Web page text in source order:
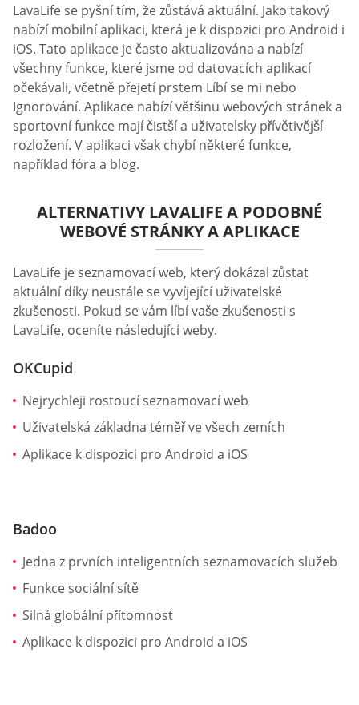
LavaLife se pyšní tím, že zůstává aktuální. Jako takový
nabízí mobilní aplikaci, která je k dispozici pro Android i
iOS. Tato aplikace je často aktualizována a nabízí
všechny funkce, které jsme od datovacích aplikací
očekávali, včetně přejetí prstem Líbí se mi nebo
Ignorování. Aplikace nabízí většinu webových stránek a
sportovní funkce mají čistší a uživatelsky přívětivější
rozložení. V aplikaci však chybí některé funkce,
například fóra a blog.
ALTERNATIVY LAVALIFE A PODOBNÉ
WEBOVÉ STRÁNKY A APLIKACE
LavaLife je seznamovací web, který dokázal zůstat
aktuální díky neustále se vyvíjející uživatelské
zkušenosti. Pokud se vám líbí vaše zkušenosti s
LavaLife, oceníte následující weby.
OKCupid
Nejrychleji rostoucí seznamovací web
Uživatelská základna téměř ve všech zemích
Aplikace k dispozici pro Android a iOS
Badoo
Jedna z prvních inteligentních seznamovacích služeb
Funkce sociální sítě
Silná globální přítomnost
Aplikace k dispozici pro Android a iOS